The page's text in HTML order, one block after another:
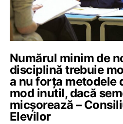
Numărul minim de
disciplină trebuie
a nu forța metodele
mod inutil, dacă
micșorează –
Elevilor